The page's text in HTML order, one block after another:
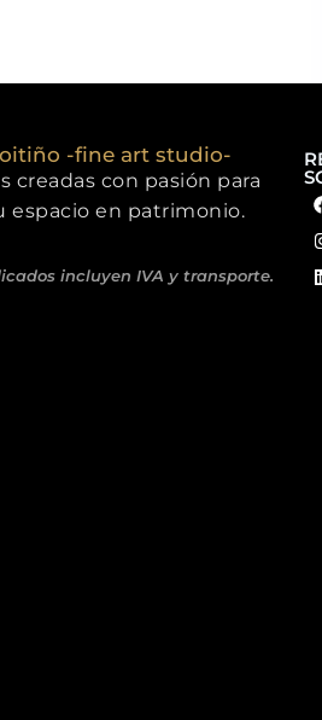
-fine art studio-
creadas con pasión para
espacio en patrimonio.
incluyen IVA y transporte.